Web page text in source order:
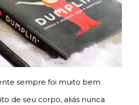
sempre foi muito bem
de seu corpo, aliás nunca